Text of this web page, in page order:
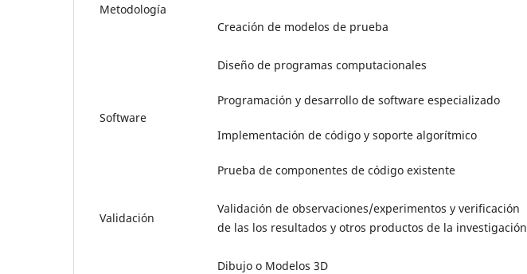
Metodología
Creación de modelos de prueba
Software
Diseño de programas computacionales
Programación y desarrollo de software especializado
Implementación de código y soporte algorítmico
Prueba de componentes de código existente
Validación
Validación de observaciones/experimentos y verificación
de las los resultados y otros productos de la investigación
Dibujo o Modelos 3D